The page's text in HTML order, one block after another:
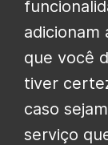
adicionam
que você
tiver
caso
serviço